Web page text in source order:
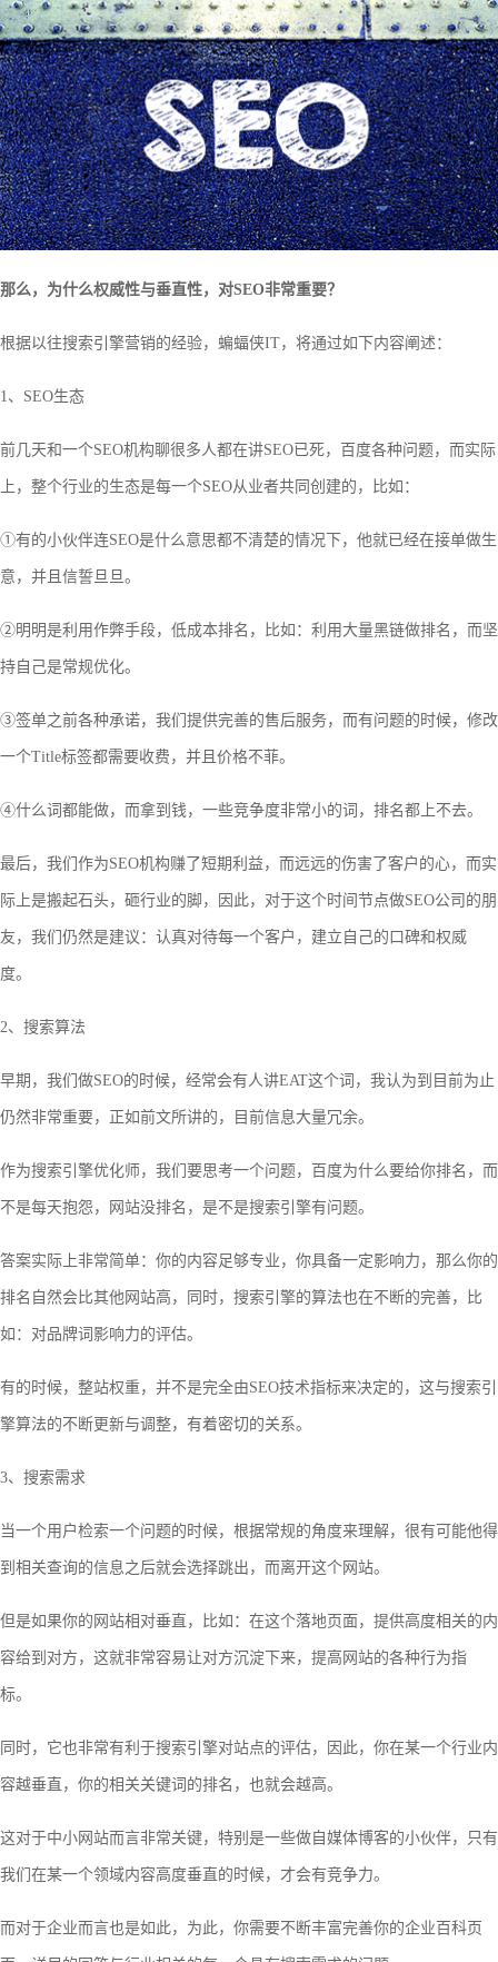
那么，为什么权威性与垂直性，对SEO非常重要？
根据以往搜索引擎营销的经验，蝙蝠侠IT，将通过如下内容阐述：
1、SEO生态
前几天和一个SEO机构聊很多人都在讲SEO已死，百度各种问题，而实际
上，整个行业的生态是每一个SEO从业者共同创建的，比如：
①有的小伙伴连SEO是什么意思都不清楚的情况下，他就已经在接单做生
意，并且信誓旦旦。
②明明是利用作弊手段，低成本排名，比如：利用大量黑链做排名，而坚
持自己是常规优化。
③签单之前各种承诺，我们提供完善的售后服务，而有问题的时候，修改
一个Title标签都需要收费，并且价格不菲。
④什么词都能做，而拿到钱，一些竞争度非常小的词，排名都上不去。
最后，我们作为SEO机构赚了短期利益，而远远的伤害了客户的心，而实
际上是搬起石头，砸行业的脚，因此，对于这个时间节点做SEO公司的朋
友，我们仍然是建议：认真对待每一个客户，建立自己的口碑和权威
度。
2、搜索算法
早期，我们做SEO的时候，经常会有人讲EAT这个词，我认为到目前为止
仍然非常重要，正如前文所讲的，目前信息大量冗余。
作为搜索引擎优化师，我们要思考一个问题，百度为什么要给你排名，而
不是每天抱怨，网站没排名，是不是搜索引擎有问题。
答案实际上非常简单：你的内容足够专业，你具备一定影响力，那么你的
排名自然会比其他网站高，同时，搜索引擎的算法也在不断的完善，比
如：对品牌词影响力的评估。
有的时候，整站权重，并不是完全由SEO技术指标来决定的，这与搜索引
擎算法的不断更新与调整，有着密切的关系。
3、搜索需求
当一个用户检索一个问题的时候，根据常规的角度来理解，很有可能他得
到相关查询的信息之后就会选择跳出，而离开这个网站。
但是如果你的网站相对垂直，比如：在这个落地页面，提供高度相关的内
容给到对方，这就非常容易让对方沉淀下来，提高网站的各种行为指
标。
同时，它也非常有利于搜索引擎对站点的评估，因此，你在某一个行业内
容越垂直，你的相关关键词的排名，也就会越高。
这对于中小网站而言非常关键，特别是一些做自媒体博客的小伙伴，只有
我们在某一个领域内容高度垂直的时候，才会有竞争力。
而对于企业而言也是如此，为此，你需要不断丰富完善你的企业百科页